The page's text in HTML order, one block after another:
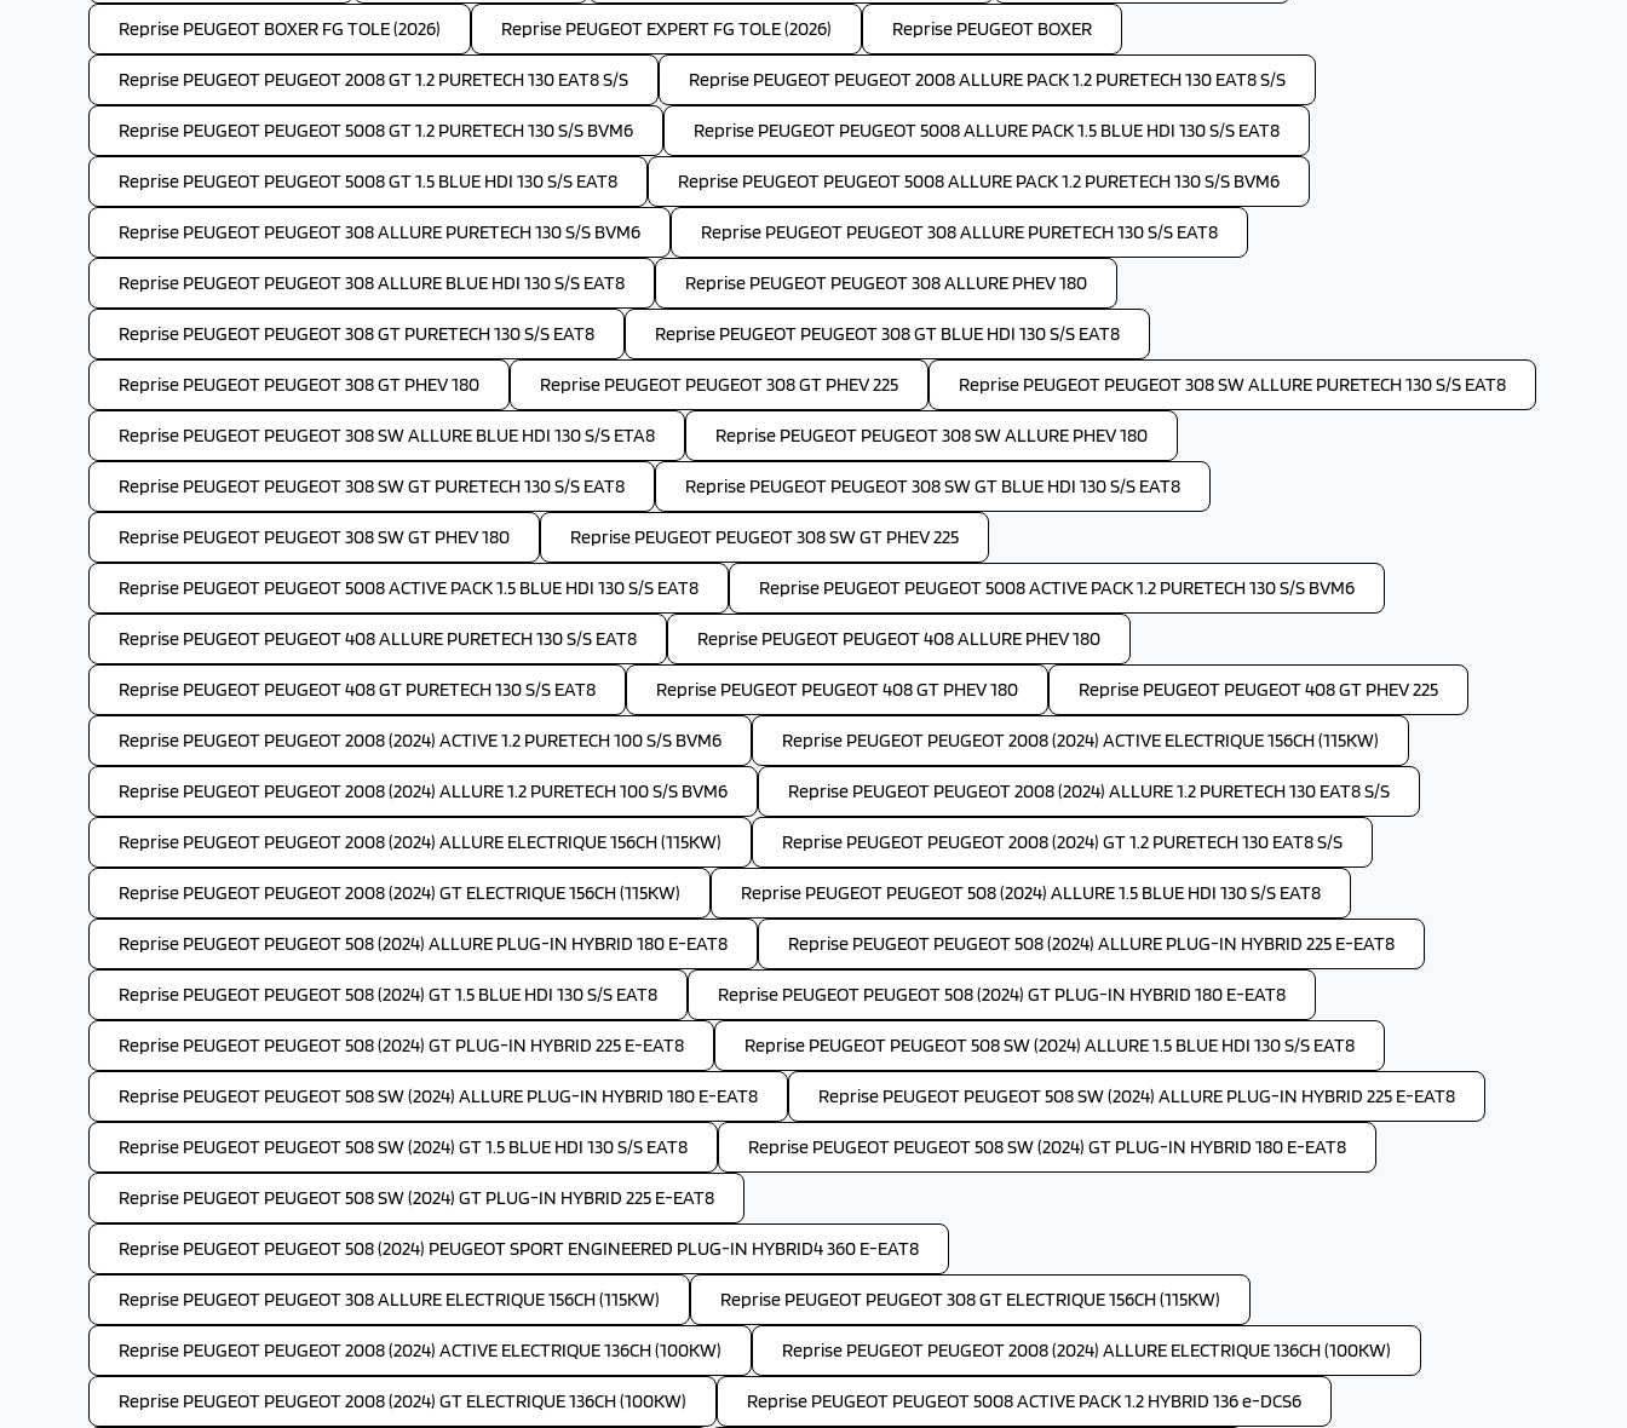
Reprise PEUGEOT BOXER FG TOLE (2026) Reprise PEUGEOT EXPERT FG TOLE (2026) Reprise PEUGEOT BOXER
Reprise PEUGEOT PEUGEOT 2008 GT 1.2 PURETECH 130 EAT8 S/S Reprise PEUGEOT PEUGEOT 2008 ALLURE PACK 1.2 PURETECH 130 EAT8 S/S
Reprise PEUGEOT PEUGEOT 5008 GT 1.2 PURETECH 130 S/S BVM6 Reprise PEUGEOT PEUGEOT 5008 ALLURE PACK 1.5 BLUE HDI 130 S/S EAT8
Reprise PEUGEOT PEUGEOT 5008 GT 1.5 BLUE HDI 130 S/S EAT8 Reprise PEUGEOT PEUGEOT 5008 ALLURE PACK 1.2 PURETECH 130 S/S BVM6
Reprise PEUGEOT PEUGEOT 308 ALLURE PURETECH 130 S/S BVM6 Reprise PEUGEOT PEUGEOT 308 ALLURE PURETECH 130 S/S EAT8
Reprise PEUGEOT PEUGEOT 308 ALLURE BLUE HDI 130 S/S EAT8 Reprise PEUGEOT PEUGEOT 308 ALLURE PHEV 180
Reprise PEUGEOT PEUGEOT 308 GT PURETECH 130 S/S EAT8 Reprise PEUGEOT PEUGEOT 308 GT BLUE HDI 130 S/S EAT8
Reprise PEUGEOT PEUGEOT 308 GT PHEV 180 Reprise PEUGEOT PEUGEOT 308 GT PHEV 225 Reprise PEUGEOT PEUGEOT 308 SW ALLURE PURETECH 130 S/S EAT8
Reprise PEUGEOT PEUGEOT 308 SW ALLURE BLUE HDI 130 S/S ETA8 Reprise PEUGEOT PEUGEOT 308 SW ALLURE PHEV 180
Reprise PEUGEOT PEUGEOT 308 SW GT PURETECH 130 S/S EAT8 Reprise PEUGEOT PEUGEOT 308 SW GT BLUE HDI 130 S/S EAT8
Reprise PEUGEOT PEUGEOT 308 SW GT PHEV 180 Reprise PEUGEOT PEUGEOT 308 SW GT PHEV 225
Reprise PEUGEOT PEUGEOT 5008 ACTIVE PACK 1.5 BLUE HDI 130 S/S EAT8 Reprise PEUGEOT PEUGEOT 5008 ACTIVE PACK 1.2 PURETECH 130 S/S BVM6
Reprise PEUGEOT PEUGEOT 408 ALLURE PURETECH 130 S/S EAT8 Reprise PEUGEOT PEUGEOT 408 ALLURE PHEV 180
Reprise PEUGEOT PEUGEOT 408 GT PURETECH 130 S/S EAT8 Reprise PEUGEOT PEUGEOT 408 GT PHEV 180 Reprise PEUGEOT PEUGEOT 408 GT PHEV 225
Reprise PEUGEOT PEUGEOT 2008 (2024) ACTIVE 1.2 PURETECH 100 S/S BVM6 Reprise PEUGEOT PEUGEOT 2008 (2024) ACTIVE ELECTRIQUE 156CH (115KW)
Reprise PEUGEOT PEUGEOT 2008 (2024) ALLURE 1.2 PURETECH 100 S/S BVM6 Reprise PEUGEOT PEUGEOT 2008 (2024) ALLURE 1.2 PURETECH 130 EAT8 S/S
Reprise PEUGEOT PEUGEOT 2008 (2024) ALLURE ELECTRIQUE 156CH (115KW) Reprise PEUGEOT PEUGEOT 2008 (2024) GT 1.2 PURETECH 130 EAT8 S/S
Reprise PEUGEOT PEUGEOT 2008 (2024) GT ELECTRIQUE 156CH (115KW) Reprise PEUGEOT PEUGEOT 508 (2024) ALLURE 1.5 BLUE HDI 130 S/S EAT8
Reprise PEUGEOT PEUGEOT 508 (2024) ALLURE PLUG-IN HYBRID 180 E-EAT8 Reprise PEUGEOT PEUGEOT 508 (2024) ALLURE PLUG-IN HYBRID 225 E-EAT8
Reprise PEUGEOT PEUGEOT 508 (2024) GT 1.5 BLUE HDI 130 S/S EAT8 Reprise PEUGEOT PEUGEOT 508 (2024) GT PLUG-IN HYBRID 180 E-EAT8
Reprise PEUGEOT PEUGEOT 508 (2024) GT PLUG-IN HYBRID 225 E-EAT8 Reprise PEUGEOT PEUGEOT 508 SW (2024) ALLURE 1.5 BLUE HDI 130 S/S EAT8
Reprise PEUGEOT PEUGEOT 508 SW (2024) ALLURE PLUG-IN HYBRID 180 E-EAT8 Reprise PEUGEOT PEUGEOT 508 SW (2024) ALLURE PLUG-IN HYBRID 225 E-EAT8
Reprise PEUGEOT PEUGEOT 508 SW (2024) GT 1.5 BLUE HDI 130 S/S EAT8 Reprise PEUGEOT PEUGEOT 508 SW (2024) GT PLUG-IN HYBRID 180 E-EAT8
Reprise PEUGEOT PEUGEOT 508 SW (2024) GT PLUG-IN HYBRID 225 E-EAT8
Reprise PEUGEOT PEUGEOT 508 (2024) PEUGEOT SPORT ENGINEERED PLUG-IN HYBRID4 360 E-EAT8
Reprise PEUGEOT PEUGEOT 308 ALLURE ELECTRIQUE 156CH (115KW) Reprise PEUGEOT PEUGEOT 308 GT ELECTRIQUE 156CH (115KW)
Reprise PEUGEOT PEUGEOT 2008 (2024) ACTIVE ELECTRIQUE 136CH (100KW) Reprise PEUGEOT PEUGEOT 2008 (2024) ALLURE ELECTRIQUE 136CH (100KW)
Reprise PEUGEOT PEUGEOT 2008 (2024) GT ELECTRIQUE 136CH (100KW) Reprise PEUGEOT PEUGEOT 5008 ACTIVE PACK 1.2 HYBRID 136 e-DCS6